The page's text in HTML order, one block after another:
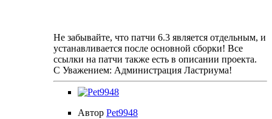
Не забывайте, что патчи 6.3 является отдельным, и
устанавливается после основной сборки! Все
ссылки на патчи также есть в описании проекта.
С Уважением: Администрация Ластриума!
Автор Pet9948